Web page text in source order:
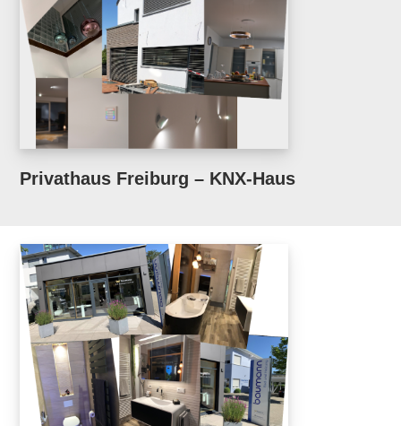
Privathaus Freiburg – KNX-Haus